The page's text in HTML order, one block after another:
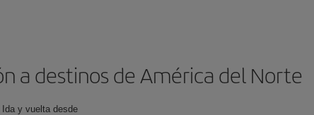
a destinos de América del Norte
Ida y vuelta desde